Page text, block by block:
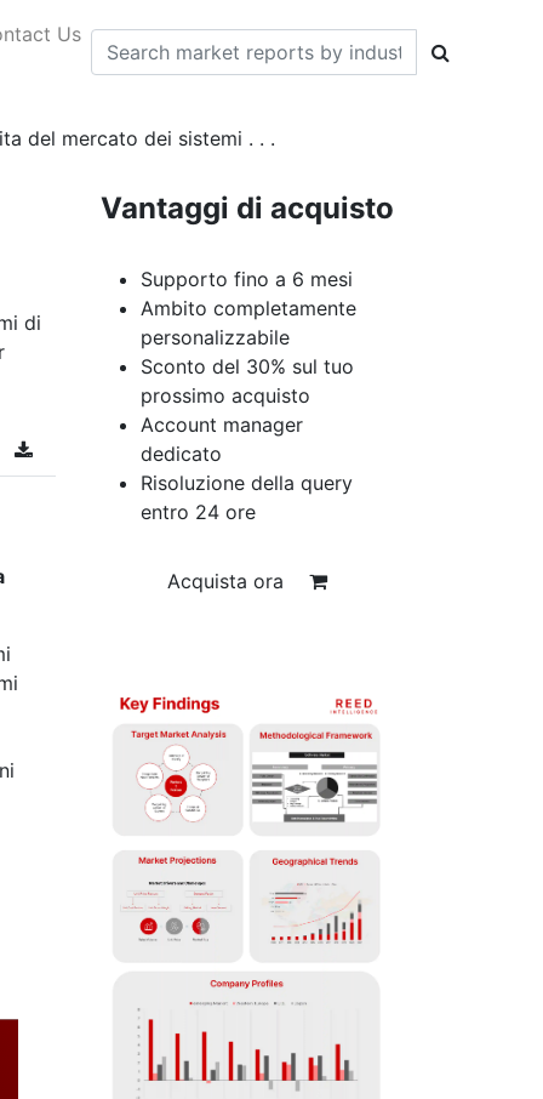
Us
del mercato dei sistemi . . .
di
Vantaggi di acquisto
Supporto fino a 6 mesi
Ambito completamente
personalizzabile
Sconto del 30% sul tuo
prossimo acquisto
Account manager
dedicato
Risoluzione della query
entro 24 ore
Acquista ora